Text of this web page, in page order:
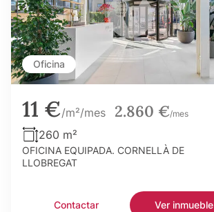
Oficina
11 €/m²/mes 2.860 €/mes
260 m²
OFICINA EQUIPADA. CORNELLÀ DE
LLOBREGAT
Contactar Ver inmueble